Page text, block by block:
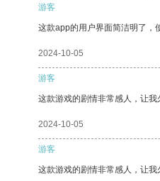
游客
这款app的用户界面简洁明了，
2024-10-05
游客
这款游戏的剧情非常感人，让我
2024-10-05
游客
这款游戏的剧情非常感人，让我